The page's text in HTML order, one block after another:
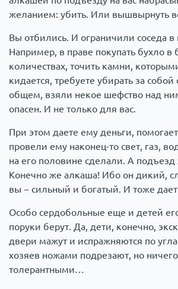
желанием: убить. Или вышвырнуть
Вы отбились. И ограничили соседа в
Например, в праве покупать бухло в
количествах, точить камни,
кидается, требуете убирать за
общем, взяли некое шефство над
опасен. И не только для вас.
При этом даете ему деньги,
провели ему наконец-то свет, газ,
на его половине сделали. А
Конечно же алкаша! Ибо он дикий,
вы − сильный и богатый. И тоже
Особо сердобольные еще и детей
поруки берут. Да, дети, конечно,
двери мажут и испражняются по
хозяев ножами подрезают, но
толерантными…